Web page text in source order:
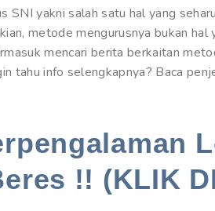
yakni salah satu hal yang
metode mengurusnya bukan hal
mencari berita berkaitan
tahu info selengkapnya? Baca
!! (KLIK